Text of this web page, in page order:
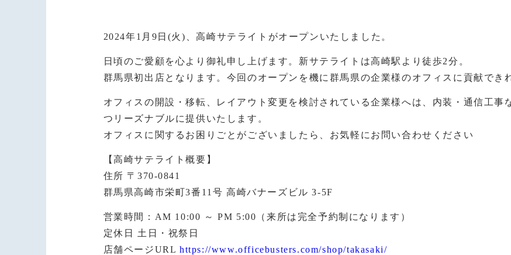
2024年1月9日(火)、高崎サテライトがオープンいたしました。
日頃のご愛顧を心より御礼申し上げます。新サテライトは高崎駅より徒歩2分。
群馬県初出店となります。今回のオープンを機に群馬県の企業様のオフィスに貢献でき
オフィスの開設・移転、レイアウト変更を検討されている企業様へは、内装・通信工事
つリーズナブルに提供いたします。
オフィスに関するお困りごとがございましたら、お気軽にお問い合わせください
【高崎サテライト概要】
住所 〒370-0841
群馬県高崎市栄町3番11号 高崎バナーズビル 3-5F
営業時間：AM 10:00 ～ PM 5:00（来所は完全予約制になります）
定休日 土日・祝祭日
店舗ページURL https://www.officebusters.com/shop/takasaki/